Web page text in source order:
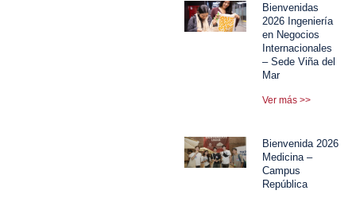
Bienvenidas
2026 Ingeniería
en Negocios
Internacionales
– Sede Viña del
Mar
Ver más >>
Bienvenida 2026
Medicina –
Campus
República